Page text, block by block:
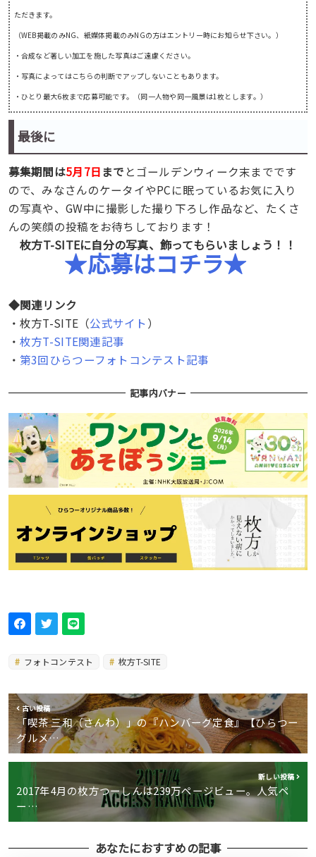
ただきます。
（WEB掲載のみNG、紙媒体掲載のみNGの方はエントリー時にお知らせ下さい。）
・合成など著しい加工を施した写真はご遠慮ください。
・写真によってはこちらの判断でアップしないこともあります。
・ひとり最大6枚まで応募可能です。（同一人物や同一風景は1枚とします。）
最後に
募集期間は5月7日 まで とゴールデンウィーク末までです
ので、みなさんのケータイやPCに眠っているお気に入り
の写真や、GW中に撮影した撮り下ろし作品など、たくさ
んの笑顔の投稿をお待ちしております！
枚方T-SITEに自分の写真、飾ってもらいましょう！！
★応募はコチラ★
◆関連リンク
・枚方T-SITE（公式サイト ）
・ 枚方T-SITE関連記事
・ 第3回ひらつーフォトコンテスト記事
記事内バナー
フォトコンテスト 枚方T-SITE
古い投稿
「喫茶 三和（さんわ）」の『ハンバーグ定食』【ひらつー
グルメ…
新しい投稿
2017年4月の枚方つーしんは239万ページビュー。人気ペ
ー…
あなたにおすすめの記事